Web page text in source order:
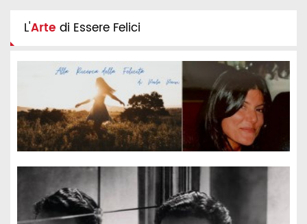
L'Arte di Essere Felici